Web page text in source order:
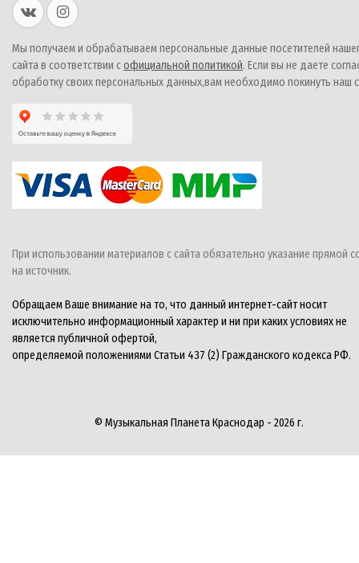
Мы получаем и обрабатываем персональные данные посетителей
сайта в соответствии софициальной политикой. Если вы не даете
обработку своих персональных данных,вам необходимо покинуть наш
При использовании материалов с сайта обязательно указание прямой
на источник.
Обращаем Ваше внимание на то, что данный интернет-сайт носит
исключительно информационный характер и ни при каких условиях не
является публичной офертой,
определяемой положениями Статьи 437 (2) Гражданского кодекса РФ.
© Музыкальная Планета Краснодар - 2026 г.